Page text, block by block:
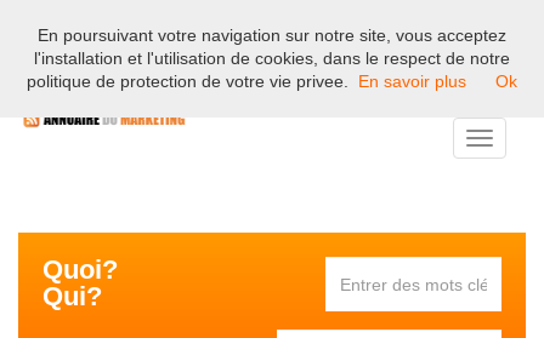
Bienvenue sur l'annuaire professionnel du marketing et de la
communication en France.
Toggle
Quoi?
Qui?
En poursuivant votre navigation sur notre site, vous acceptez
l'installation et l'utilisation de cookies, dans le respect de notre
politique de protection de votre vie privee.
En savoir plus Ok